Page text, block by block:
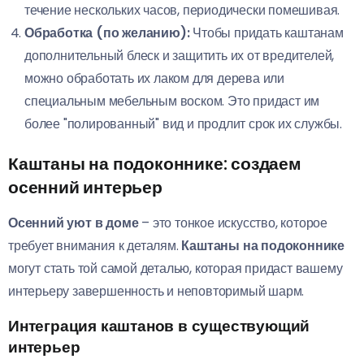
течение нескольких часов, периодически помешивая.
Обработка (по желанию):Чтобы придать каштанам
дополнительный блеск и защитить их от вредителей,
можно обработать их лаком для дерева или
специальным мебельным воском. Это придаст им
более "полированный" вид и продлит срок их службы.
Каштаны на подоконнике: создаем
осенний интерьер
Осенний уют в доме– это тонкое искусство, которое
требует внимания к деталям. Каштаны на подоконнике
могут стать той самой деталью, которая придаст вашему
интерьеру завершенность и неповторимый шарм.
Интеграция каштанов в существующий
интерьер